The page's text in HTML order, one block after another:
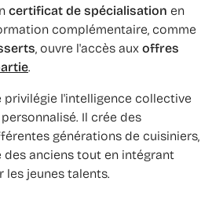
certificat de spécialisation en
complémentaire, comme
, ouvre l'accès aux offres
.
privilégie l'intelligence collective
Il crée des
générations de cuisiniers,
des anciens tout en intégrant
les jeunes talents.